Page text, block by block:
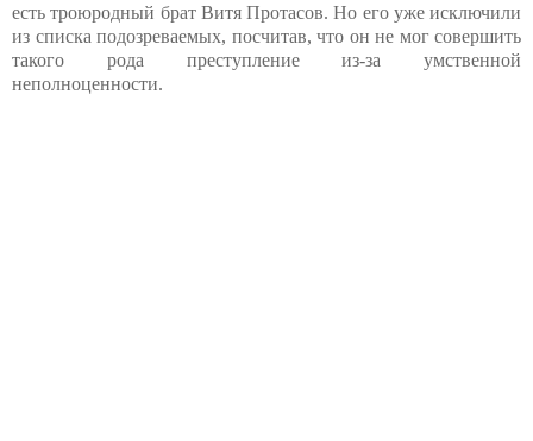
есть троюродный брат Витя Протасов. Но его уже исключили
из списка подозреваемых, посчитав, что он не мог совершить
такого рода преступление из-за умственной
неполноценности.